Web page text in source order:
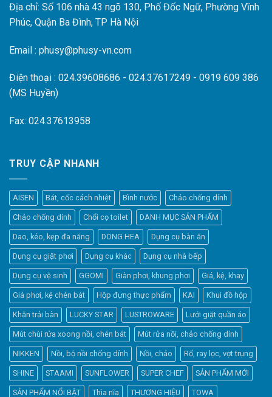
Địa chỉ: Số 106 nhà 43 ngõ 130, Phố Đốc Ngữ, Phường Vĩnh
Phúc, Quận Ba Đình, TP Hà Nội
Email : phusy@phusy-vn.com
Điện thoại : 024.39608686 - 024.37617249 - 0919 609 386
(MS Huyền)
Fax: 024.37613958
TRUY CẬP NHANH
AISEN Bát, cốc cách nhiệt Bình nước Chảo chống dính
Chảo chống dính Chổi cọ toilet DANH MỤC SẢN PHẨM
Dao, kéo, kẹp đa năng DONG HEA Dụng cụ bàn ăn
Dụng cụ giặt phơi Dụng cụ khác Dụng cụ nhà bếp
Dụng cụ vệ sinh GGOMI Giàn phơi, khung phơi Giá, kệ, khay
Giá phơi, kệ chén bát Hộp đựng thực phẩm KAI Khui đồ hộp
Khăn trải bàn LUCKY STAR LUSTROWARE Lưới giặt quần áo
Mút chùi rửa xoong nồi, chén bát Mút rửa nồi, chảo chống dính
NIKKEN Nồi, bộ nồi chống dính Nồi, chảo Rổ, ray lọc, vợt trụng
SHINE STAAMI SUNFLOWER SUPER CHEF SẢN PHẨM MỚI
SẢN PHẨM NỔI BẬT Thìa nĩa THƯƠNG HIỆU TOWA
Elfsight
Typically replies within a day